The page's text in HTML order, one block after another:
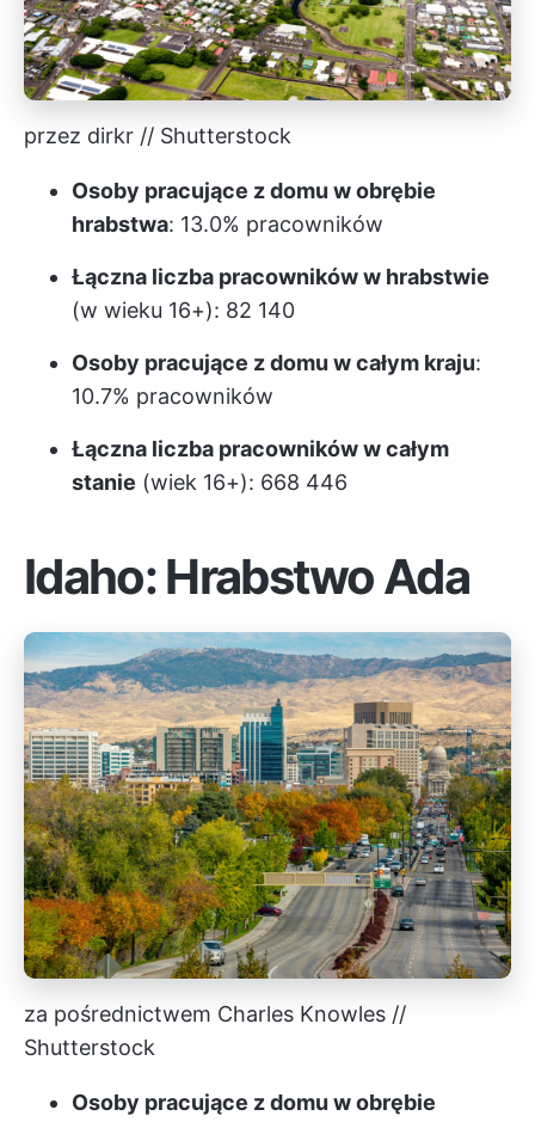
przez dirkr // Shutterstock
Osoby pracujące z domu w obrębie
hrabstwa: 13.0% pracowników
Łączna liczba pracowników w hrabstwie
(w wieku 16+): 82 140
Osoby pracujące z domu w całym kraju:
10.7% pracowników
Łączna liczba pracowników w całym
stanie (wiek 16+): 668 446
Idaho: Hrabstwo Ada
za pośrednictwem Charles Knowles //
Shutterstock
Osoby pracujące z domu w obrębie